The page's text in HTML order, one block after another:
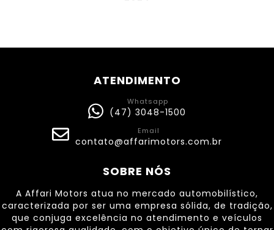
ATENDIMENTO
Whatsapp
(47) 3048-1500
Email
contato@affarimotors.com.br
SOBRE NÓS
A Affari Motors atua no mercado automobilístico,
caracterizada por ser uma empresa sólida, de tradição,
que conjuga excelência no atendimento e veículos